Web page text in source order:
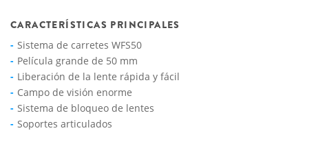
CARACTERÍSTICAS PRINCIPALES
Sistema de carretes WFS50
Película grande de 50 mm
Liberación de la lente rápida y fácil
Campo de visión enorme
Sistema de bloqueo de lentes
Soportes articulados